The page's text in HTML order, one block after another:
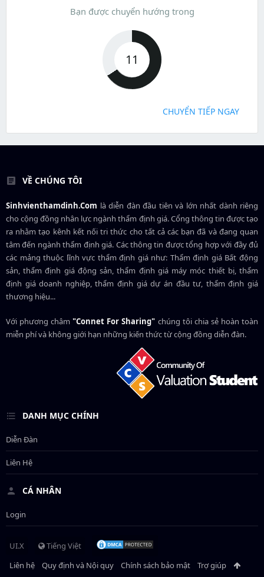
Bạn được chuyển hướng trong
11
CHUYỂN TIẾP NGAY
VỀ CHÚNG TÔI
Sinhvienthamdinh.Com là diễn đàn đầu tiên và lớn nhất dành riêng
cho cộng đồng nhân lực ngànhthẩm định giá. Cổng thông tin được tạo
ra nhằm tạo kênh kết nối tri thức cho tất cả các bạn đã và đang quan
tâm đến ngành thẩm định giá. Các thông tin được tổng hợp với đầy đủ
các mảng thuộc lĩnh vực thẩm định giá như: Thẩm định giá Bất động
sản, thẩm định giá động sản, thẩm định giá máy móc thiết bị, thẩm
định giá doanh nghiệp, thẩm định giá dự án đầu tư, thẩm định giá
thương hiệu...
Với phương châm"Connet For Sharing" chúng tôi chia sẻ hoàn toàn
miễn phí và không giới hạn những kiến thức từ cộng đồng diễn đàn.
DANH MỤC CHÍNH
Diễn Đàn
Liên Hệ
CÁ NHÂN
Login
UI.X
Tiếng Việt
Liên hệ
Quy định và Nội quy Chính sách bảo mật Trợ giúp